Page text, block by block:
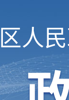
人